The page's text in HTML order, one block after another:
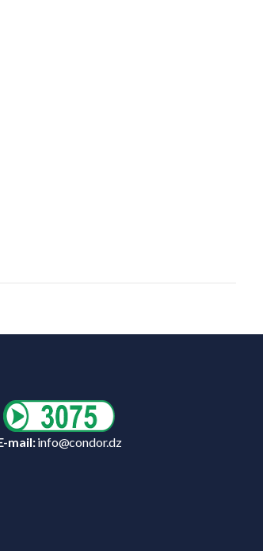
mail:info@condor.dz